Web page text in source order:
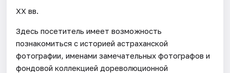
XX вв.
Здесь посетитель имеет возможность
познакомиться с историей астраханской
фотографии, именами замечательных фотографов и
фондовой коллекцией дореволюционной